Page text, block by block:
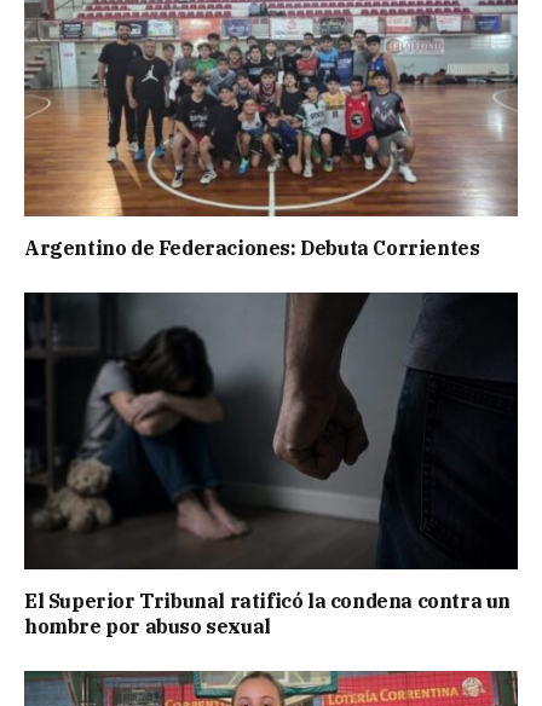
Argentino de Federaciones: Debuta Corrientes
El Superior Tribunal ratificó la condena contra un
hombre por abuso sexual